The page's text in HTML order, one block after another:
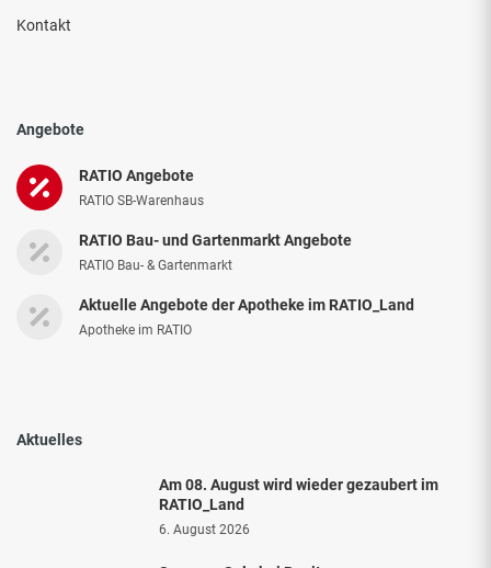
Kontakt
Angebote
RATIO Angebote
RATIO SB-Warenhaus
RATIO Bau- und Gartenmarkt Angebote
RATIO Bau- & Gartenmarkt
Aktuelle Angebote der Apotheke im RATIO_Land
Apotheke im RATIO
Aktuelles
Am 08. August wird wieder gezaubert im
RATIO_Land
6. August 2026